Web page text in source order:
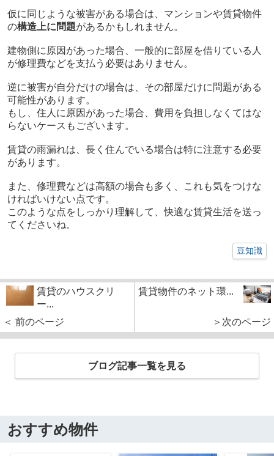
仮に同じような被害がある場合は、マンションや賃貸物件
の構造上に問題があるかもしれません。
建物側に原因があった場合、一般的に部屋を借りている人
が修理費などを支払う必要はありません。
逆に被害が自分だけの場合は、その部屋だけに問題がある
可能性があります。
もし、住人に原因があった場合、費用を負担しなくてはな
らないケースもございます。
賃貸の雨漏れは、長く住んでいる場合は特に注意する必要
があります。
また、修理費などは高額の場合も多く、これも気をつけな
ければいけない点です。
このような点をしっかり理解して、快適な賃貸生活を送っ
てくださいね。
豆知識
賃貸のハウスクリ
ー...
＜ 前のページ
賃貸物件のネット環...
＞次のページ
ブログ記事一覧を見る
おすすめ物件